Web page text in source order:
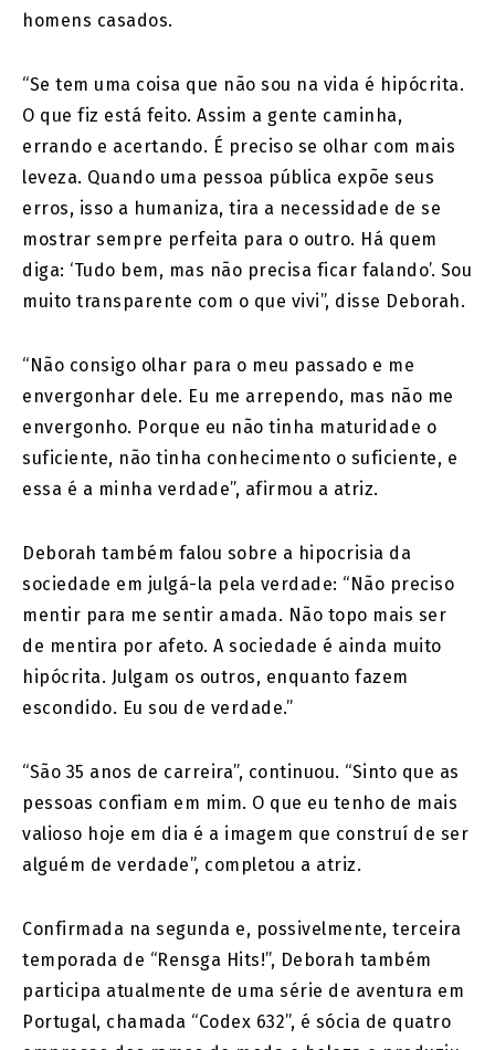
homens casados.
“Se tem uma coisa que não sou na vida é hipócrita.
O que fiz está feito. Assim a gente caminha,
errando e acertando. É preciso se olhar com mais
leveza. Quando uma pessoa pública expõe seus
erros, isso a humaniza, tira a necessidade de se
mostrar sempre perfeita para o outro. Há quem
diga: ‘Tudo bem, mas não precisa ficar falando’. Sou
muito transparente com o que vivi”, disse Deborah.
“Não consigo olhar para o meu passado e me
envergonhar dele. Eu me arrependo, mas não me
envergonho. Porque eu não tinha maturidade o
suficiente, não tinha conhecimento o suficiente, e
essa é a minha verdade”, afirmou a atriz.
Deborah também falou sobre a hipocrisia da
sociedade em julgá-la pela verdade: “Não preciso
mentir para me sentir amada. Não topo mais ser
de mentira por afeto. A sociedade é ainda muito
hipócrita. Julgam os outros, enquanto fazem
escondido. Eu sou de verdade.”
“São 35 anos de carreira”, continuou. “Sinto que as
pessoas confiam em mim. O que eu tenho de mais
valioso hoje em dia é a imagem que construí de ser
alguém de verdade”, completou a atriz.
Confirmada na segunda e, possivelmente, terceira
temporada de “Rensga Hits!”, Deborah também
participa atualmente de uma série de aventura em
Portugal, chamada “Codex 632”, é sócia de quatro